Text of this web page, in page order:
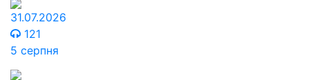
31.07.2026
121
5 серпня